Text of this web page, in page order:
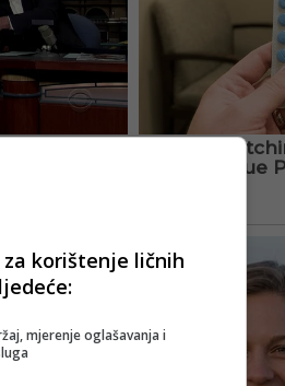
za korištenje ličnih
mjerenje oglašavanja i